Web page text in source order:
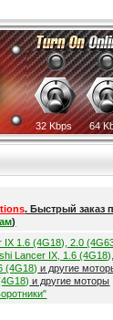
32 Kbps 64
. Быстрый заказ
)
IX 1.6 (4G18), 2.0
Lancer IX, 1.6
(4G18) и другие
и другие моторы